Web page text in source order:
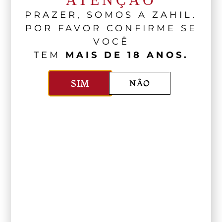
PRAZER, SOMOS A ZAHIL.
POR FAVOR CONFIRME SE
VOCÊ
TEM MAIS DE 18 ANOS.
SIM NÃO